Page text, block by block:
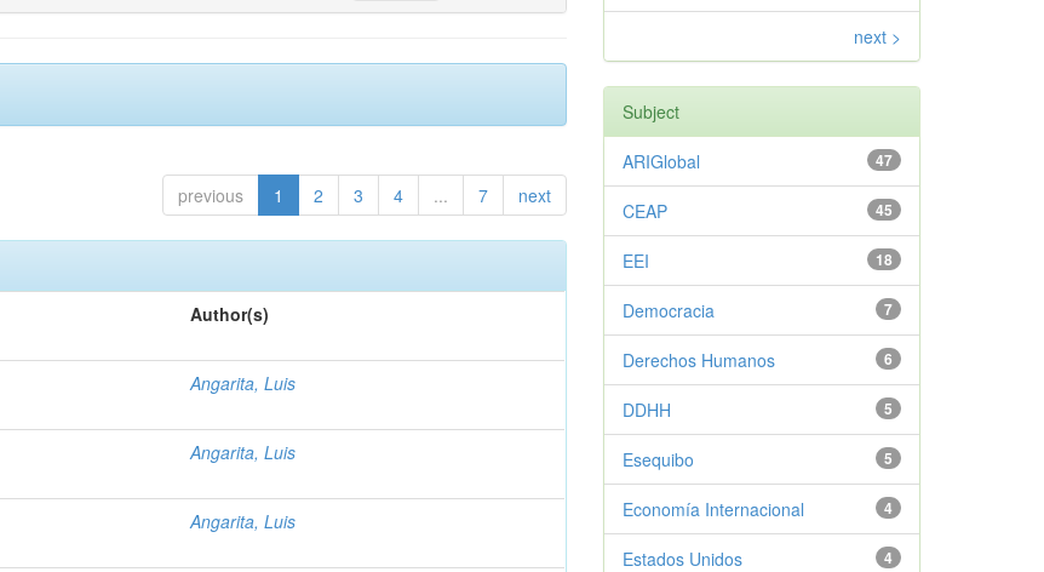
previous 1 2 3 4 ... 7 next
Author(s)
Angarita, Luis
Angarita, Luis
Angarita, Luis
next >
Subject
47
ARIGlobal
45
CEAP
18
EEI
7
Democracia
6
Derechos Humanos
5
DDHH
5
Esequibo
4
Economía Internacional
4
Estados Unidos